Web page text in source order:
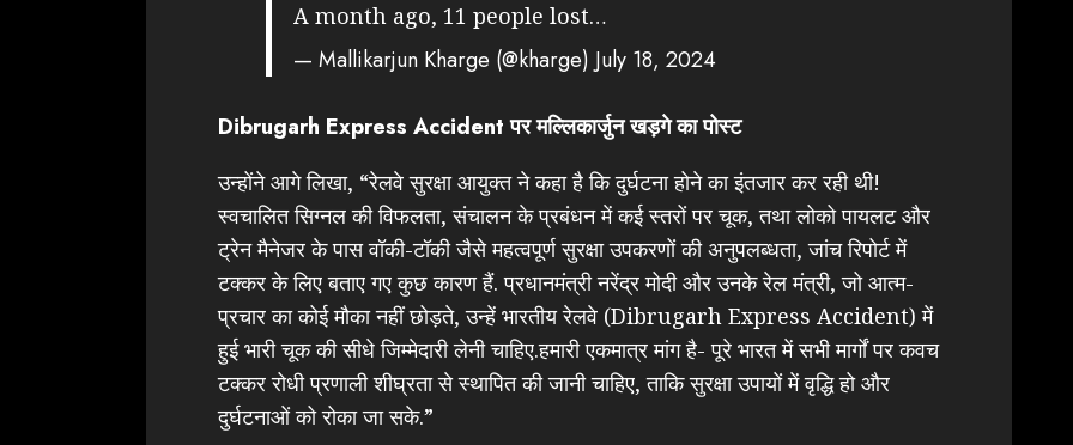
A month ago, 11 people lost…
— Mallikarjun Kharge (@kharge) July 18, 2024
Dibrugarh Express Accident पर मल्लिकार्जुन खड़गे का पोस्ट
उन्होंने आगे लिखा, “रेलवे सुरक्षा आयुक्त ने कहा है कि दुर्घटना होने का इंतजार कर रही थी!
स्वचालित सिग्नल की विफलता, संचालन के प्रबंधन में कई स्तरों पर चूक, तथा लोको पायलट और
ट्रेन मैनेजर के पास वॉकी-टॉकी जैसे महत्वपूर्ण सुरक्षा उपकरणों की अनुपलब्धता, जांच रिपोर्ट में
टक्कर के लिए बताए गए कुछ कारण हैं. प्रधानमंत्री नरेंद्र मोदी और उनके रेल मंत्री, जो आत्म-
प्रचार का कोई मौका नहीं छोड़ते, उन्हें भारतीय रेलवे (Dibrugarh Express Accident) में
हुई भारी चूक की सीधे जिम्मेदारी लेनी चाहिए.हमारी एकमात्र मांग है- पूरे भारत में सभी मार्गों पर कवच
टक्कर रोधी प्रणाली शीघ्रता से स्थापित की जानी चाहिए, ताकि सुरक्षा उपायों में वृद्धि हो और
दुर्घटनाओं को रोका जा सके.”